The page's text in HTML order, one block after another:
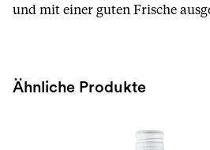
und mit einer guten Frische
Ähnliche Produkte